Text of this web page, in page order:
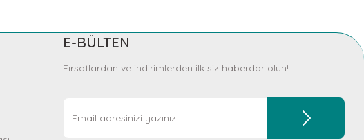
E-BÜLTEN
Fırsatlardan ve indirimlerden ilk siz haberdar olun!